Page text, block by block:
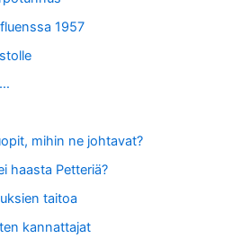
1957
mihin ne johtavat?
haasta Petteriä?
taitoa
kannattajat